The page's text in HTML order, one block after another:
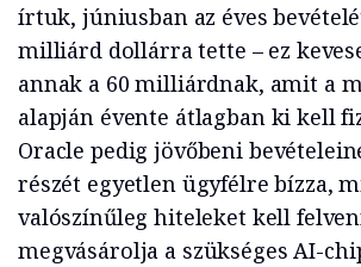
írtuk, júniusban az éves
milliárd dollárra tette – ez
annak a 60 milliárdnak, amit a
alapján évente átlagban ki kell
Oracle pedig jövőbeni
részét egyetlen ügyfélre bízza,
valószínűleg hiteleket kell
megvásárolja a szükséges AI-